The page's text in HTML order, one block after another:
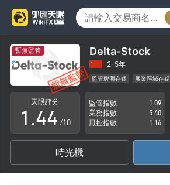
暫無監管 Delta-Stock
2-5年
監管牌照存疑 展業區域存疑
天眼評分
0
1
2
3
.
0
1
2
3
4
5
6
0
1
2
3
4
5
6
/10
監管指數
1.09
業務指數
5.40
風控指數
1.16
時光機